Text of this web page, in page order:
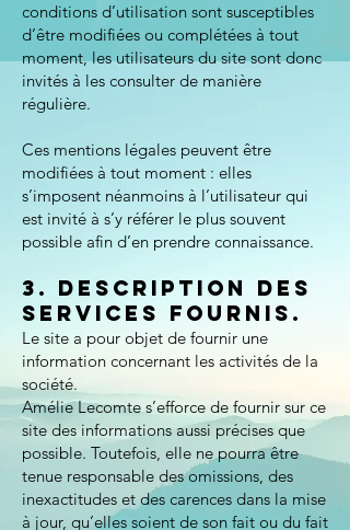
conditions d’utilisation sont susceptibles
d’être modifiées ou complétées à tout
moment, les utilisateurs du site sont donc
invités à les consulter de manière
régulière.
Ces mentions légales peuvent être
modifiées à tout moment : elles
s’imposent néanmoins à l’utilisateur qui
est invité à s’y référer le plus souvent
possible afin d’en prendre connaissance.
3. Description des
services fournis.
Le site a pour objet de fournir une
information concernant les activités de la
société.
Amélie Lecomte s’efforce de fournir sur ce
site des informations aussi précises que
possible. Toutefois, elle ne pourra être
tenue responsable des omissions, des
inexactitudes et des carences dans la mise
à jour, qu’elles soient de son fait ou du fait